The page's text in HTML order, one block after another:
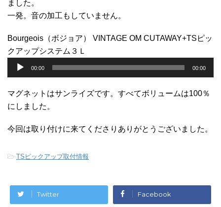
ました。
一発。音の加工もしていません。
Bourgeois（ボジョア） VINTAGE OM CUTAWAY+TSピッ
クアップシステム３Ｌ
声
レ
ヤ
00:00 00:00
マグネットはサンライズです。すべてボリュームは100％
にしました。
今回は取り付けに来てくださりありがとうございました。
-TSピックアップ取付情報
Twitter Facebook